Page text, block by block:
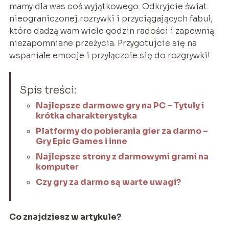
mamy dla was coś wyjątkowego. Odkryjcie świat
nieograniczonej rozrywki i przyciągających fabuł,
które dadzą wam wiele godzin radości i zapewnią
niezapomniane przeżycia. Przygotujcie się na
wspaniałe emocje i przyłączcie się do rozgrywki!
Spis treści:
Najlepsze darmowe gry na PC – Tytuły i
krótka charakterystyka
Platformy do pobierania gier za darmo –
Gry Epic Games i inne
Najlepsze strony z darmowymi grami na
komputer
Czy gry za darmo są warte uwagi?
Co znajdziesz w artykule?